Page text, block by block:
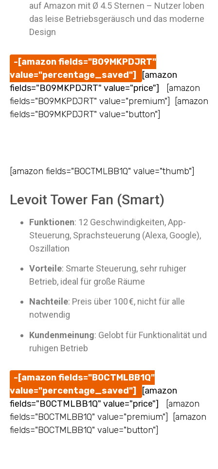
auf Amazon mit Ø 4.5 Sternen – Nutzer loben
das leise Betriebsgeräusch und das moderne
Design
-[amazon fields="B09MKPDJRT"
value="percentage_saved"] [amazon
fields="B09MKPDJRT" value="price"] [amazon
fields="B09MKPDJRT" value="premium"] [amazon
fields="B09MKPDJRT" value="button"]
[amazon fields="B0CTMLBB1Q" value="thumb"]
Levoit Tower Fan (Smart)
Funktionen: 12 Geschwindigkeiten, App-
Steuerung, Sprachsteuerung (Alexa, Google),
Oszillation
Vorteile: Smarte Steuerung, sehr ruhiger
Betrieb, ideal für große Räume
Nachteile: Preis über 100 €, nicht für alle
notwendig
Kundenmeinung: Gelobt für Funktionalität und
ruhigen Betrieb
-[amazon fields="B0CTMLBB1Q"
value="percentage_saved"]
[amazon
fields="B0CTMLBB1Q" value="price"]
[amazon
fields="B0CTMLBB1Q" value="premium"] [amazon
fields="B0CTMLBB1Q" value="button"]